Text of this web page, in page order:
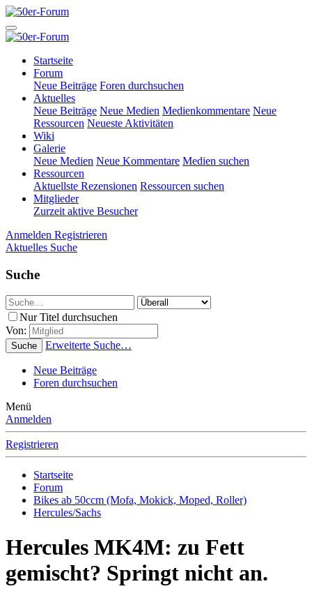
Startseite
Forum
Neue Beiträge Foren durchsuchen
Aktuelles
Neue Beiträge Neue Medien Medienkommentare Neue
Ressourcen Neueste Aktivitäten
Wiki
Galerie
Neue Medien Neue Kommentare Medien suchen
Ressourcen
Aktuellste Rezensionen Ressourcen suchen
Mitglieder
Zurzeit aktive Besucher
Anmelden Registrieren
Aktuelles Suche
Suche
Nur Titel durchsuchen
Von:
Suche Erweiterte Suche…
Neue Beiträge
Foren durchsuchen
Menü
Anmelden
Registrieren
Startseite
Forum
Bikes ab 50ccm (Mofa, Mokick, Moped, Roller)
Hercules/Sachs
Hercules MK4M: zu Fett
gemischt? Springt nicht an.